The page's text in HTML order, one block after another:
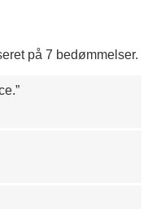
på 7 bedømmelser.